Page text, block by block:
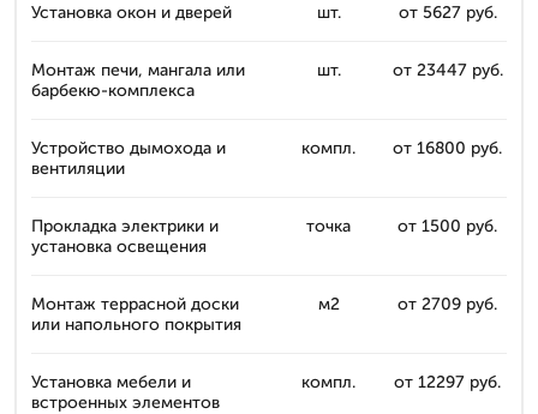
Установка окон и дверей шт. от 5627 руб.
Монтаж печи, мангала или
барбекю-комплекса
шт. от 23447 руб.
Устройство дымохода и
вентиляции
компл. от 16800 руб.
Прокладка электрики и
установка освещения
точка от 1500 руб.
Монтаж террасной доски
или напольного покрытия
м2 от 2709 руб.
Установка мебели и
встроенных элементов
компл. от 12297 руб.